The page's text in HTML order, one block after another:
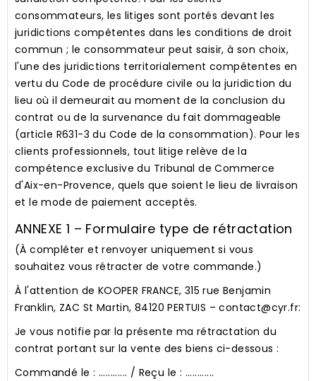
consommateurs, les litiges sont portés devant les
juridictions compétentes dans les conditions de droit
commun ; le consommateur peut saisir, à son choix,
l'une des juridictions territorialement compétentes en
vertu du Code de procédure civile ou la juridiction du
lieu où il demeurait au moment de la conclusion du
contrat ou de la survenance du fait dommageable
(article R631-3 du Code de la consommation). Pour les
clients professionnels, tout litige relève de la
compétence exclusive du Tribunal de Commerce
d'Aix-en-Provence, quels que soient le lieu de livraison
et le mode de paiement acceptés.
ANNEXE 1 – Formulaire type de rétractation
(À compléter et renvoyer uniquement si vous
souhaitez vous rétracter de votre commande.)
À l'attention de KOOPER FRANCE, 315 rue Benjamin
Franklin, ZAC St Martin, 84120 PERTUIS – contact@cyr.fr:
Je vous notifie par la présente ma rétractation du
contrat portant sur la vente des biens ci-dessous :
Commandé le : ............ / Reçu le : ............